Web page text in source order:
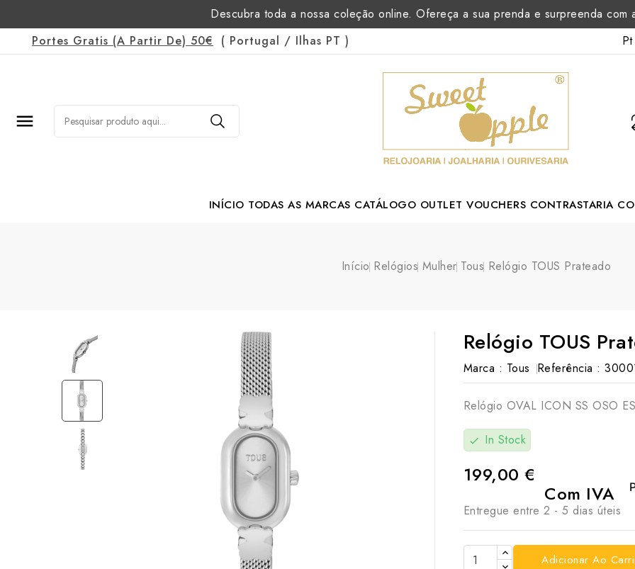
Descubra toda a nossa coleção online. Ofereça a sua prenda e surpreenda com
Portes Gratis (a Partir De) 50€ ( Portugal / Ilhas PT ) Pt

INÍCIO TODAS AS MARCAS CATÁLOGO OUTLET VOUCHERS CONTRASTARIA
Início Relógios Mulher Tous Relógio TOUS Prateado
Relógio TOUS
Marca : Tous Referência :
Relógio OVAL ICON SS OSO
check In Stock
199,00 €
Com IVA
Entregue entre 2 - 5 dias úteis
Adicionar Ao